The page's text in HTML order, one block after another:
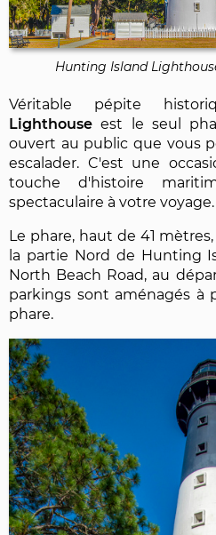
Hunting Island
Véritable pépite
Lighthouse est le seul
ouvert au public que vous
escalader. C'est une
touche d'histoire
spectaculaire à votre voyage.
Le phare, haut de 41
la partie Nord de Hunting
North Beach Road, au
parkings sont aménagés à
phare.